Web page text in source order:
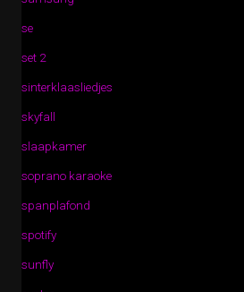
se
set 2
sinterklaasliedjes
skyfall
slaapkamer
soprano karaoke
spanplafond
spotify
sunfly